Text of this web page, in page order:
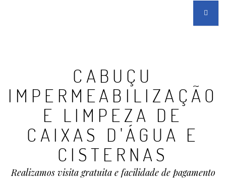
CABUÇU
IMPERMEABILIZAÇÃO
E LIMPEZA DE
CAIXAS D'ÁGUA E
CISTERNAS
Realizamos visita gratuita e facilidade de pagamento